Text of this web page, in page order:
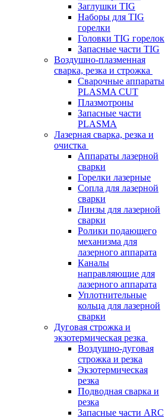
Заглушки TIG
Наборы для TIG
горелки
Головки TIG горелок
Запасные части TIG
Воздушно-плазменная
сварка, резка и строжка
Сварочные аппараты
PLASMA CUT
Плазмотроны
Запасные части
PLASMA
Лазерная сварка, резка и
очистка
Аппараты лазерной
сварки
Горелки лазерные
Сопла для лазерной
сварки
Линзы для лазерной
сварки
Ролики подающего
механизма для
лазерного аппарата
Каналы
направляющие для
лазерного аппарата
Уплотнительные
кольца для лазерной
сварки
Дуговая строжка и
экзотермическая резка
Воздушно-дуговая
строжка и резка
Экзотермическая
резка
Подводная сварка и
резка
Запасные части ARC